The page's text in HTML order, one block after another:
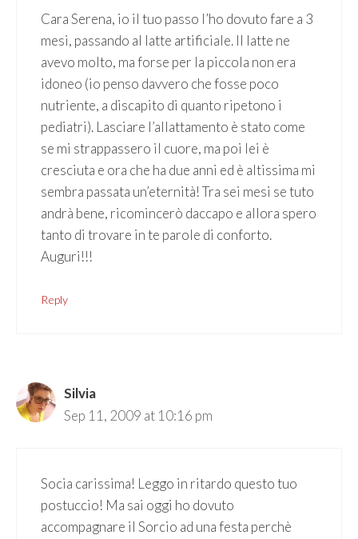
Cara Serena, io il tuo passo l’ho dovuto fare a 3
mesi, passando al latte artificiale. Il latte ne
avevo molto, ma forse per la piccola non era
idoneo (io penso davvero che fosse poco
nutriente, a discapito di quanto ripetono i
pediatri). Lasciare l’allattamento è stato come
se mi strappassero il cuore, ma poi lei è
cresciuta e ora che ha due anni ed è altissima mi
sembra passata un’eternità! Tra sei mesi se tuto
andrà bene, ricomincerò daccapo e allora spero
tanto di trovare in te parole di conforto.
Auguri!!!
Reply
Silvia
Sep 11, 2009 at 10:16 pm
Socia carissima! Leggo in ritardo questo tuo
postuccio! Ma sai oggi ho dovuto
accompagnare il Sorcio ad una festa perchè